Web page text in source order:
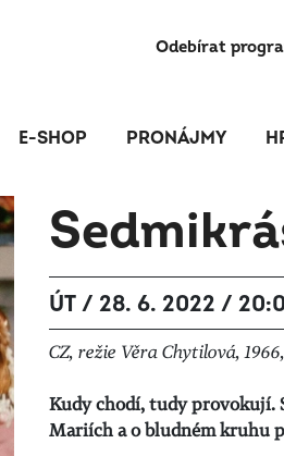
Odebírat
E-SHOP PRONÁJMY
ÚT / 28. 6. 2022 /
CZ, režie Věra Chytilová,
Kudy chodí, tudy provokují.
Mariích a o bludném kruhu